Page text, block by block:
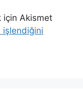
için Akismet
işlendiğini